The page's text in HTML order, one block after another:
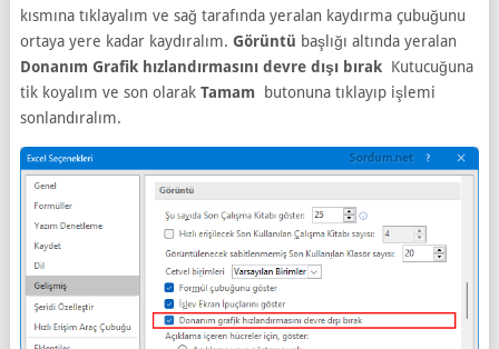
kısmına tıklayalım ve sağ tarafında yeralan kaydırma çubuğunu
ortaya yere kadar kaydıralım. Görüntü başlığı altında yeralan
Donanım Grafik hızlandırmasını devre dışı bırak Kutucuğuna
tik koyalım ve son olarak Tamambutonuna tıklayıp işlemi
sonlandıralım.